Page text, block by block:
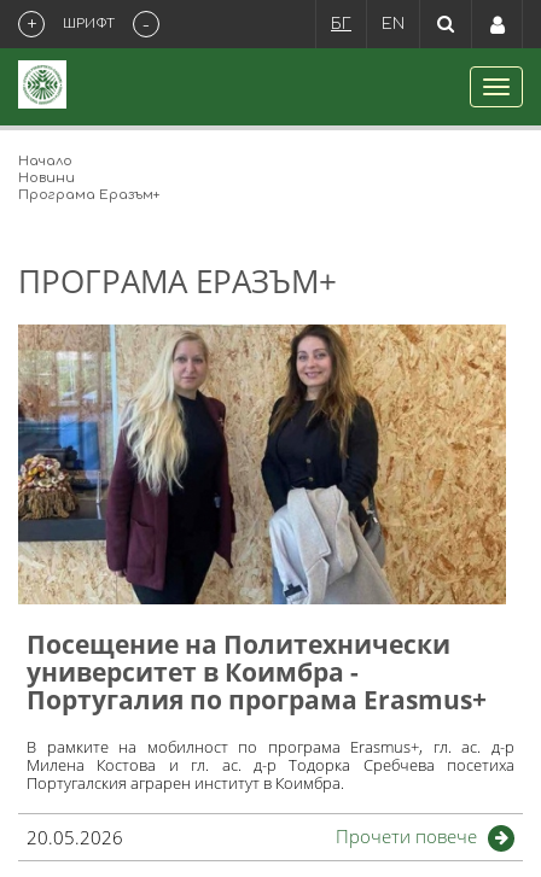
+ ШРИФТ - БГ EN
Начало
Новини
Програма Еразъм+
ПРОГРАМА ЕРАЗЪМ+
Посещение на Политехнически
университет в Коимбра -
Португалия по програма Erasmus+
В рамките на мобилност по програма Erasmus+, гл. ас. д-р
Милена Костова и гл. ас. д-р Тодорка Сребчева посетиха
Португалския аграрен институт в Коимбра.
20.05.2026 Прочети повече